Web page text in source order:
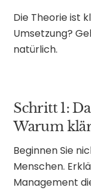
Die Theorie ist
Umsetzung?
natürlich.
Schritt 1:
Warum
Beginnen Sie
Menschen.
Management